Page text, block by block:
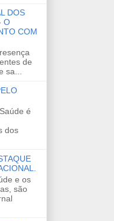
DOS
O
COM
de
sa...
é
dos
e os
são